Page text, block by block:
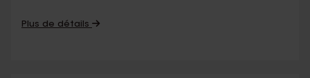
Plus de détails